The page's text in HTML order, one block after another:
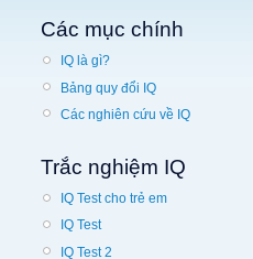
Các mục chính
IQ là gì?
Bảng quy đổi IQ
Các nghiên cứu về IQ
Trắc nghiệm IQ
IQ Test cho trẻ em
IQ Test
IQ Test 2